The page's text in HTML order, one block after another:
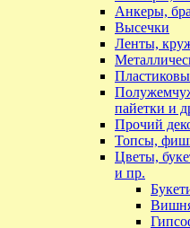
Анкеры,
Высечки
Ленты,
пайетки и
Прочий
Топсы,
Цветы,
и пр.